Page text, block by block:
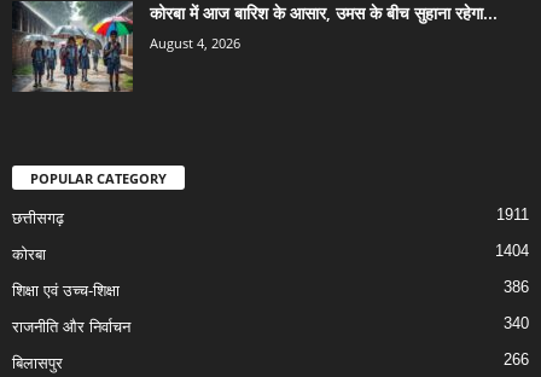
कोरबा में आज बारिश के आसार, उमस के बीच सुहाना रहेगा...
August 4, 2026
POPULAR CATEGORY
छत्तीसगढ़ 1911
कोरबा 1404
शिक्षा एवं उच्च-शिक्षा 386
राजनीति और निर्वाचन 340
बिलासपुर 266